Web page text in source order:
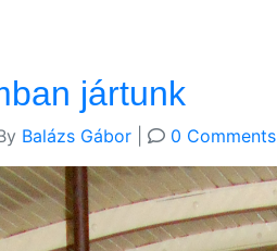
jártunk
Balázs Gábor 0 Comments